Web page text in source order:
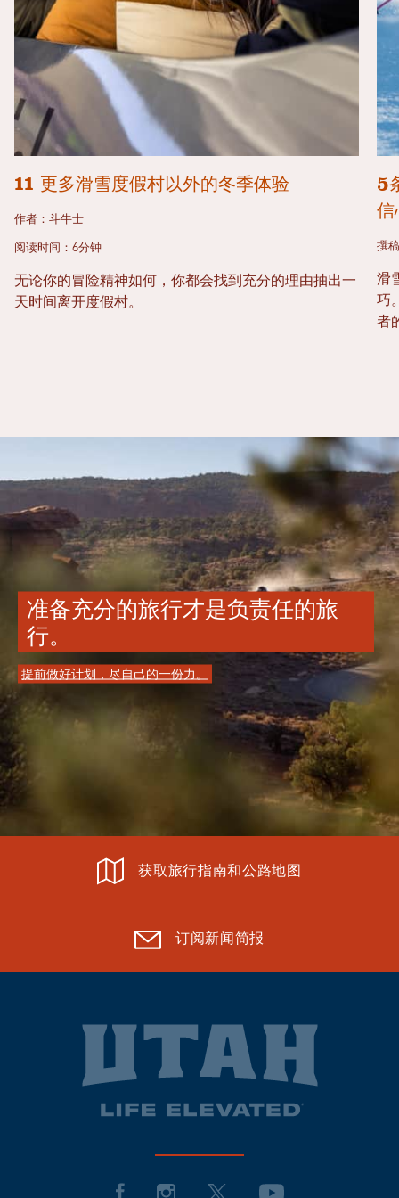
11 更多滑雪度假村以外的冬季体验
作者：斗牛士
阅读时间：6分钟
无论你的冒险精神如何，你都会找到充分的理由抽出一
天时间离开度假村。
5
信
撰
滑
巧
者
准备充分的旅行才是负责任的旅
行。
提前做好计划，尽自己的一份力。
获取旅行指南和公路地图
订阅新闻简报